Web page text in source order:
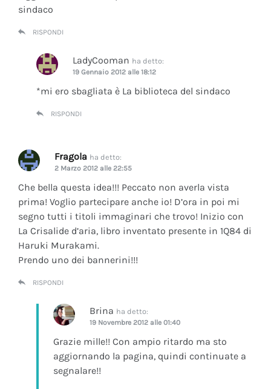
sindaco
RISPONDI
LadyCooman ha detto:
19 Gennaio 2012 alle 18:12
*mi ero sbagliata è La biblioteca del sindaco
RISPONDI
Fragola ha detto:
2 Marzo 2012 alle 22:55
Che bella questa idea!!! Peccato non averla vista
prima! Voglio partecipare anche io! D’ora in poi mi
segno tutti i titoli immaginari che trovo! Inizio con
La Crisalide d’aria, libro inventato presente in 1Q84 di
Haruki Murakami.
Prendo uno dei bannerini!!!
RISPONDI
Brina ha detto:
19 Novembre 2012 alle 01:40
Grazie mille!! Con ampio ritardo ma sto
aggiornando la pagina, quindi continuate a
segnalare!!